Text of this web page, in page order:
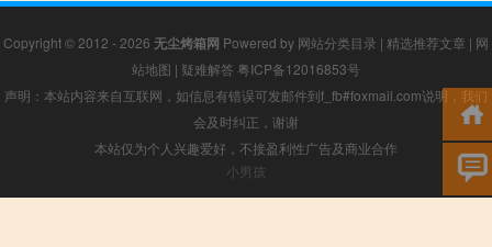
Copyright © 2012 - 2026 无尘烤箱网 Powered by 网站分类目录 | 精选推荐文章 | 网
站地图 | 疑难解答 粤ICP备12016853号
声明：本站内容来自互联网，如信息有错误可发邮件到f_fb#foxmail.com说明，我们
会及时纠正，谢谢
本站仅为个人兴趣爱好，不接盈利性广告及商业合作
小男孩